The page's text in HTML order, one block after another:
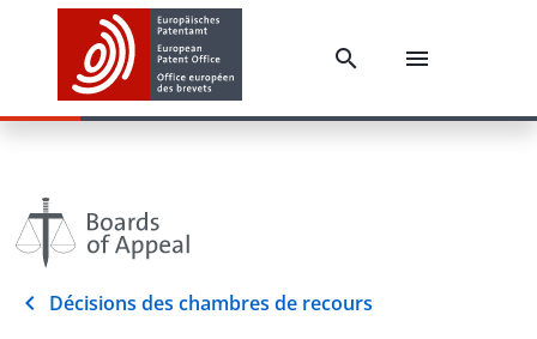
Décisions des chambres de recours